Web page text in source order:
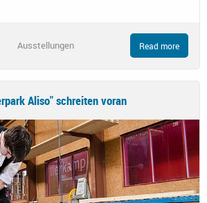
Ausstellungen Read more
Aliso" schreiten voran